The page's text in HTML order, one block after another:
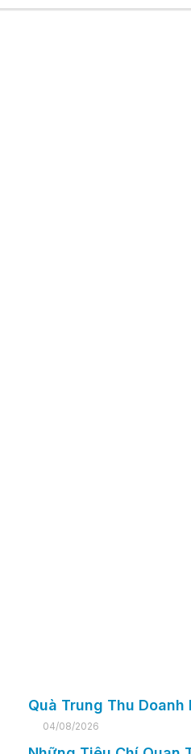
Quà Trung Thu
04/08/2026